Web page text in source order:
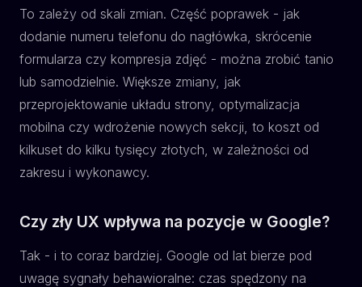
To zależy od skali zmian. Część poprawek - jak
dodanie numeru telefonu do nagłówka, skrócenie
formularza czy kompresja zdjęć - można zrobić tanio
lub samodzielnie. Większe zmiany, jak
przeprojektowanie układu strony, optymalizacja
mobilna czy wdrożenie nowych sekcji, to koszt od
kilkuset do kilku tysięcy złotych, w zależności od
zakresu i wykonawcy.
Czy zły UX wpływa na pozycje w Google?
Tak - i to coraz bardziej. Google od lat bierze pod
uwagę sygnały behawioralne: czas spędzony na